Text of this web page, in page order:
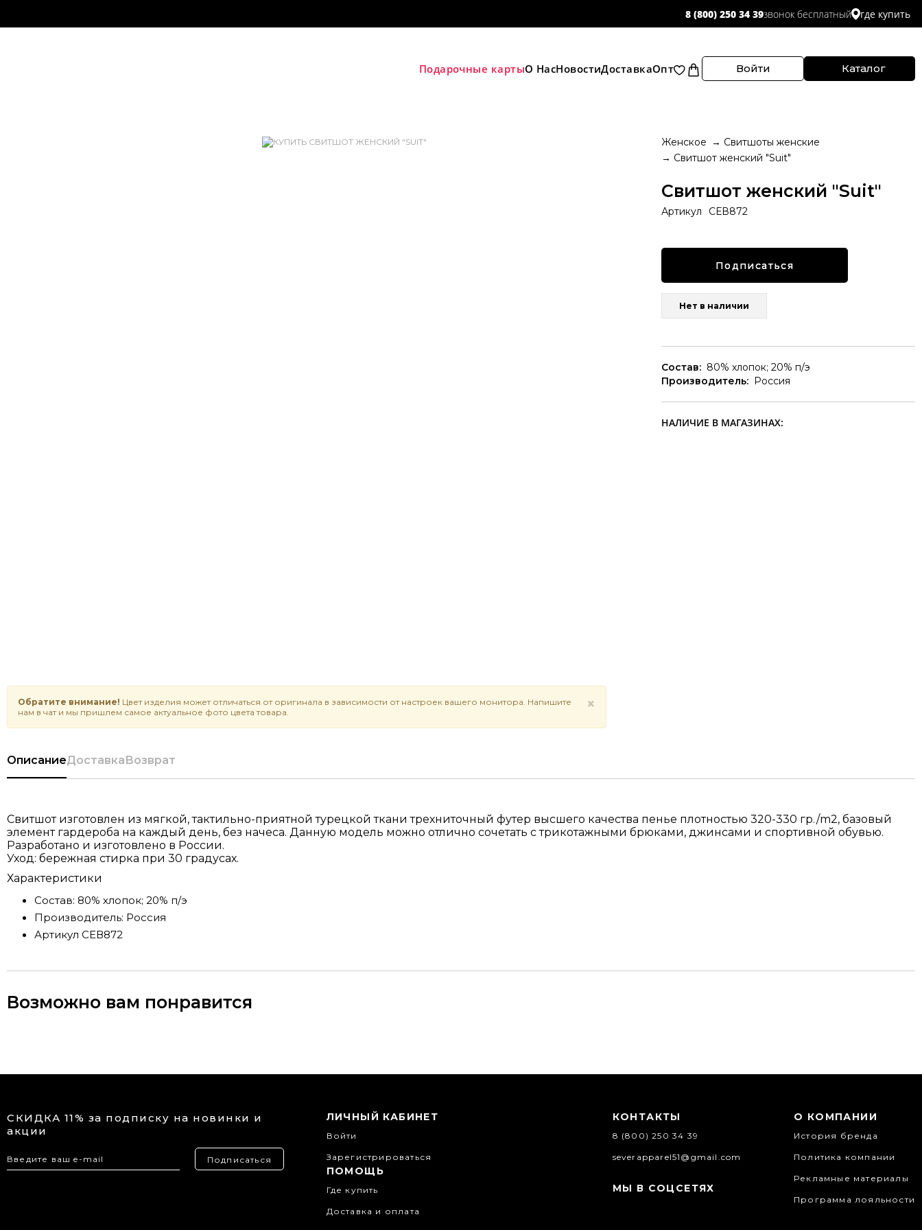
8 (800) 250 34 39звонок бесплатный где купить
Подарочные картыО НасНовостиДоставкаОпт Войти Каталог
×
Обратите внимание! Цвет изделия может отличаться от оригинала в зависимости от настроек вашего монитора. Напишите
нам в чат и мы пришлем самое актуальное фото цвета товара.
Женское
Свитшоты женские
Свитшот женский "Suit"
Свитшот женский "Suit"
Артикул СЕВ872
Подписаться
Нет в наличии
Состав: 80% хлопок; 20% п/э
Производитель: Россия
НАЛИЧИЕ В МАГАЗИНАХ:
ОписаниеДоставкаВозврат
Свитшот изготовлен из мягкой, тактильно-приятной турецкой ткани трехниточный футер высшего качества пенье плотностью 320-330 гр./m2, базовый
элемент гардероба на каждый день, без начеса. Данную модель можно отлично сочетать с трикотажными брюками, джинсами и спортивной обувью.
Разработано и изготовлено в России.
Уход: бережная стирка при 30 градусах.
Характеристики
Состав: 80% хлопок; 20% п/э
Производитель: Россия
Артикул СЕВ872
Возможно вам понравится
СКИДКА 11% за подписку на новинки и
акции
Подписаться
ЛИЧНЫЙ КАБИНЕТ
Войти
Зарегистрироваться
ПОМОЩЬ
Где купить
Доставка и оплата
КОНТАКТЫ
8 (800) 250 34 39
severapparel51@gmail.com
МЫ В СОЦСЕТЯХ
О КОМПАНИИ
История бренда
Политика компании
Рекламные материалы
Программа лояльности